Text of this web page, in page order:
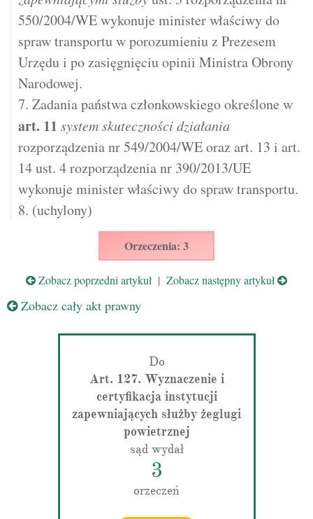
550/2004/WE wykonuje minister właściwy do
spraw transportu w porozumieniu z Prezesem
Urzędu i po zasięgnięciu opinii Ministra Obrony
Narodowej.
7. Zadania państwa członkowskiego określone w
art. 11 system skuteczności działania
rozporządzenia nr 549/2004/WE oraz art. 13 i art.
14 ust. 4 rozporządzenia nr 390/2013/UE
wykonuje minister właściwy do spraw transportu.
8. (uchylony)
Orzeczenia: 3
Zobacz poprzedni artykuł | Zobacz następny artykuł
Zobacz cały akt prawny
Do
Art. 127. Wyznaczenie i
certyfikacja instytucji
zapewniających służby żeglugi
powietrznej
sąd wydał
3
orzeczeń